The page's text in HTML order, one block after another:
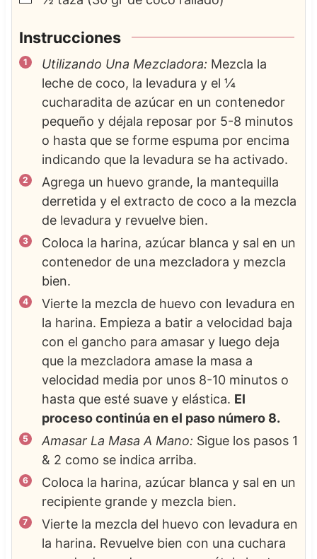
Instrucciones
Utilizando Una Mezcladora: Mezcla la
leche de coco, la levadura y el ¼
cucharadita de azúcar en un contenedor
pequeño y déjala reposar por 5-8 minutos
o hasta que se forme espuma por encima
indicando que la levadura se ha activado.
Agrega un huevo grande, la mantequilla
derretida y el extracto de coco a la mezcla
de levadura y revuelve bien.
Coloca la harina, azúcar blanca y sal en un
contenedor de una mezcladora y mezcla
bien.
Vierte la mezcla de huevo con levadura en
la harina. Empieza a batir a velocidad baja
con el gancho para amasar y luego deja
que la mezcladora amase la masa a
velocidad media por unos 8-10 minutos o
hasta que esté suave y elástica. El
proceso continúa en el paso número 8.
Amasar La Masa A Mano: Sigue los pasos 1
& 2 como se indica arriba.
Coloca la harina, azúcar blanca y sal en un
recipiente grande y mezcla bien.
Vierte la mezcla del huevo con levadura en
la harina. Revuelve bien con una cuchara